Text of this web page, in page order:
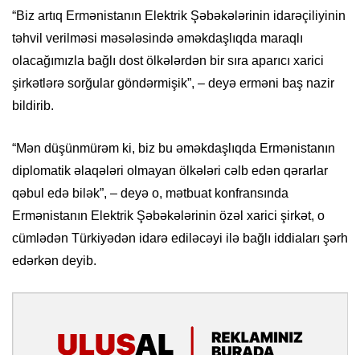
“Biz artıq Ermənistanın Elektrik Şəbəkələrinin idarəçiliyinin
təhvil verilməsi məsələsində əməkdaşlıqda maraqlı
olacağımızla bağlı dost ölkələrdən bir sıra aparıcı xarici
şirkətlərə sorğular göndərmişik”, – deyə erməni baş nazir
bildirib.
“Mən düşünmürəm ki, biz bu əməkdaşlıqda Ermənistanın
diplomatik əlaqələri olmayan ölkələri cəlb edən qərarlar
qəbul edə bilək”, – deyə o, mətbuat konfransında
Ermənistanın Elektrik Şəbəkələrinin özəl xarici şirkət, o
cümlədən Türkiyədən idarə ediləcəyi ilə bağlı iddiaları şərh
edərkən deyib.